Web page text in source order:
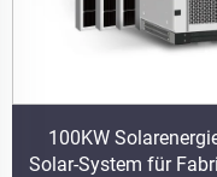
100KW
Solar-System für